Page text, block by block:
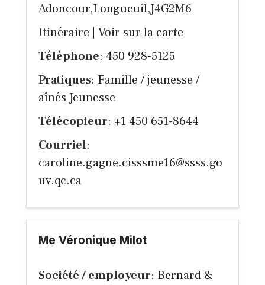
Adoncour,Longueuil,J4G2M6
Itinéraire
Voir sur la carte
Téléphone: 450 928-5125
Pratiques: Famille / jeunesse /
aînés Jeunesse
Télécopieur: +1 450 651-8644
Courriel:
caroline.gagne.cisssme16@ssss.go
uv.qc.ca
Me Véronique Milot
Société / employeur: Bernard &